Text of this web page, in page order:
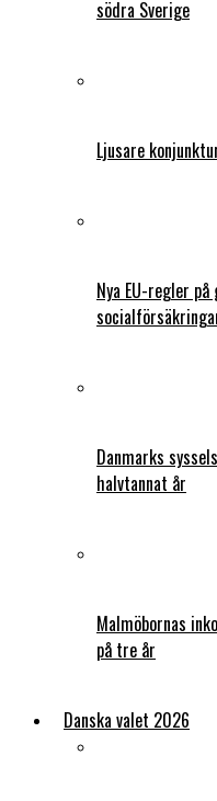
södra Sverige
Ljusare
Nya EU-regler
Danmarks
halvtannat år
Malmöbornas
på tre år
Danska valet 2026